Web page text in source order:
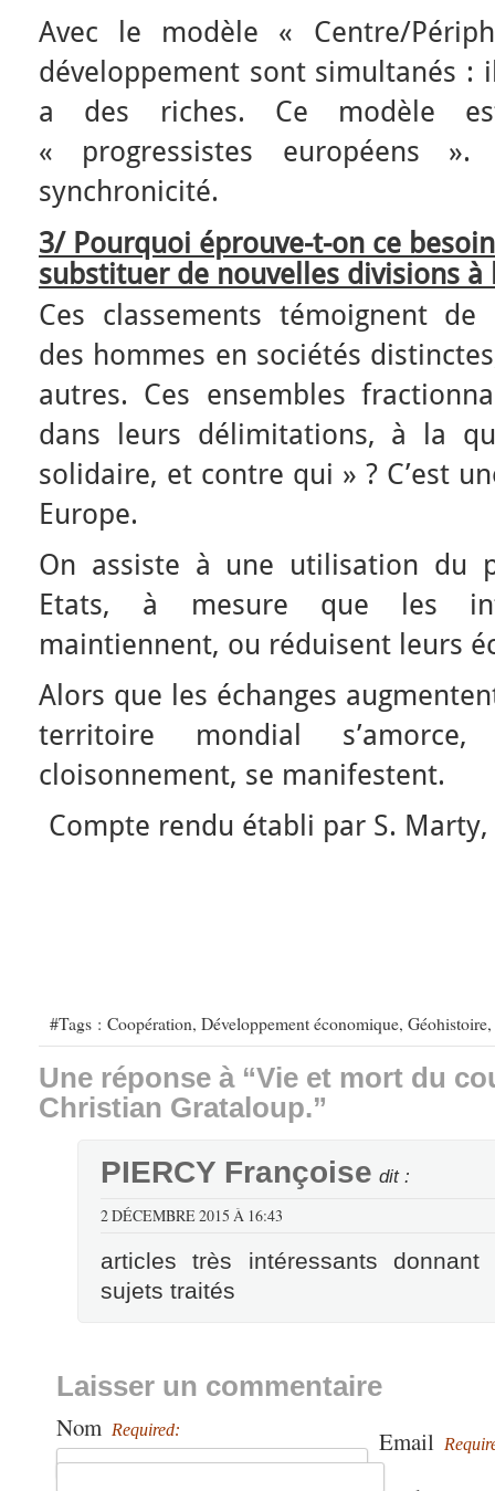
Avec le modèle « Centre/
développement sont simultanés :
a des riches. Ce modèle
« progressistes européens
synchronicité.
3/ Pourquoi éprouve-t-on ce
substituer de nouvelles divisions à
Ces classements témoignent de
des hommes en sociétés
autres. Ces ensembles
dans leurs délimitations, à la
solidaire, et contre qui » ? C’est
Europe.
On assiste à une utilisation du
Etats, à mesure que les
maintiennent, ou réduisent leurs
Alors que les échanges
territoire mondial
cloisonnement, se manifestent.
Compte rendu établi par S.
#Tags : Coopération, Développement économique, Géohistoire,
Une réponse à “Vie et mort du
Christian Grataloup.”
PIERCY Françoise dit :
2 DÉCEMBRE 2015 À 16:43
articles très intéressants
sujets traités
Laisser un commentaire
Nom Required: Email